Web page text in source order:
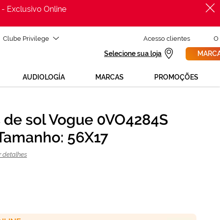
Exclusivo Online
Clube Privilege Acesso clientes O
Selecione sua loja
AUDIOLOGÍA MARCAS PROMOÇÕES
PROCURAR
ADICIONAR AO CARRINHO
sol Vogue 0VO4284S
56X17
detalhes